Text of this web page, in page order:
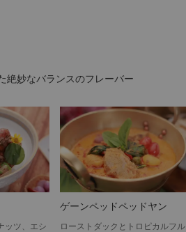
絶妙なバランスのフレーバー
ッツ、エシ
ゲーンペッドペッドヤン
ローストダックとトロピカルフル